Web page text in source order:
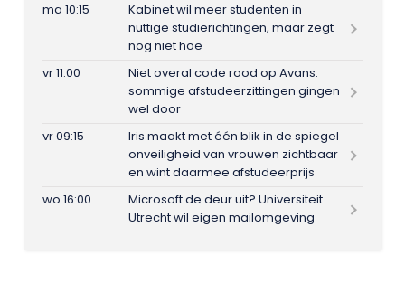
ma 10:15
Kabinet wil meer studenten in
nuttige studierichtingen, maar zegt
nog niet hoe
vr 11:00
Niet overal code rood op Avans:
sommige afstudeerzittingen gingen
wel door
vr 09:15
Iris maakt met één blik in de spiegel
onveiligheid van vrouwen zichtbaar
en wint daarmee afstudeerprijs
wo 16:00
Microsoft de deur uit? Universiteit
Utrecht wil eigen mailomgeving